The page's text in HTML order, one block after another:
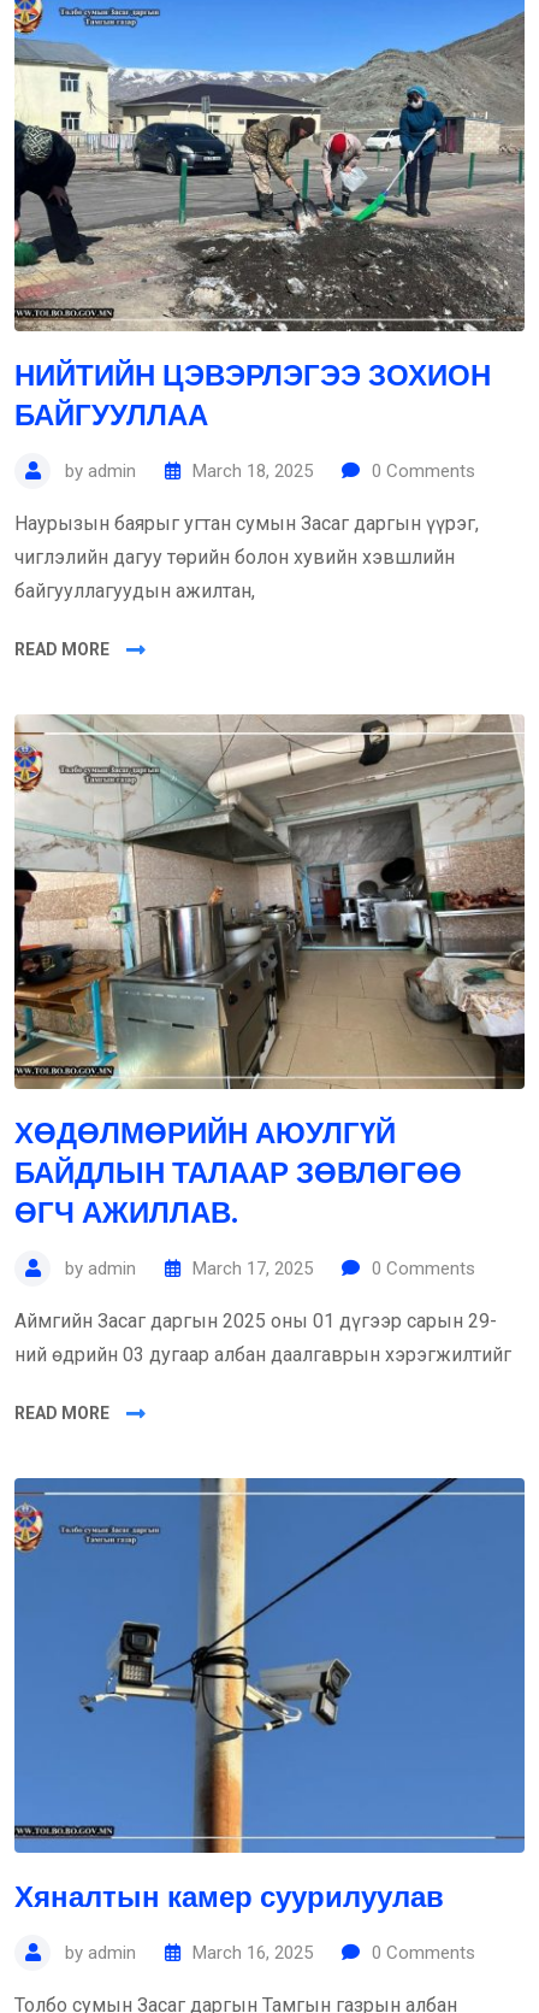
НИЙТИЙН ЦЭВЭРЛЭГЭЭ ЗОХИОН
БАЙГУУЛЛАА
by admin March 18, 2025 0 Comments
Наурызын баярыг угтан сумын Засаг даргын үүрэг,
чиглэлийн дагуу төрийн болон хувийн хэвшлийн
байгууллагуудын ажилтан,
READ MORE
ХӨДӨЛМӨРИЙН АЮУЛГҮЙ
БАЙДЛЫН ТАЛААР ЗӨВЛӨГӨӨ
ӨГЧ АЖИЛЛАВ.
by admin March 17, 2025 0 Comments
Аймгийн Засаг даргын 2025 оны 01 дүгээр сарын 29-
ний өдрийн 03 дугаар албан даалгаврын хэрэгжилтийг
READ MORE
Хяналтын камер суурилуулав
by admin March 16, 2025 0 Comments
Толбо сумын Засаг даргын Тамгын газрын албан